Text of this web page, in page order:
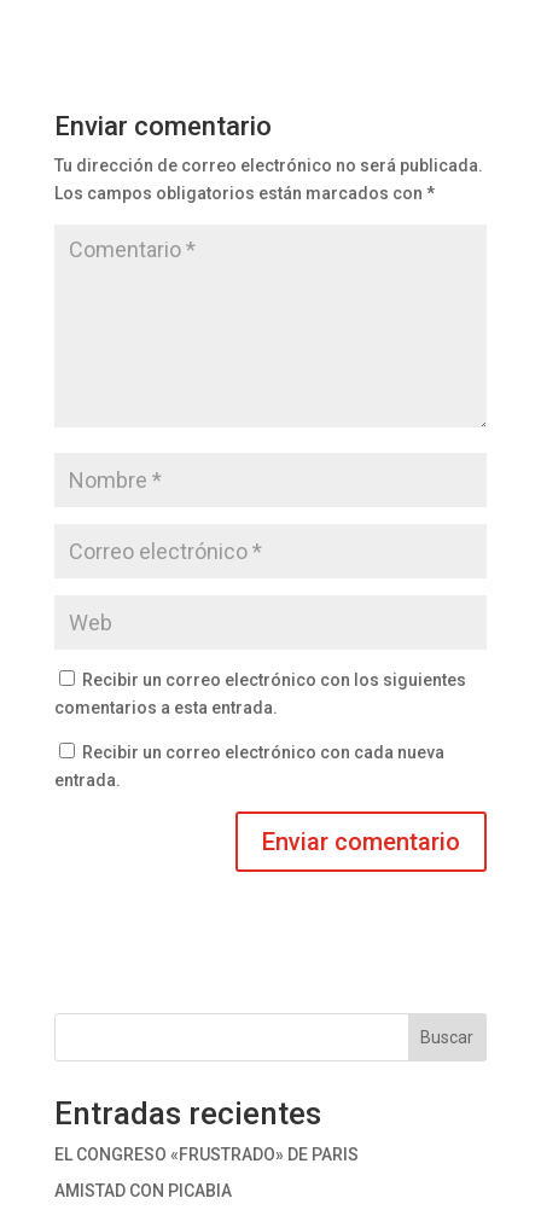
Enviar comentario
Tu dirección de correo electrónico no será publicada.
Los campos obligatorios están marcados con *
Recibir un correo electrónico con los siguientes
comentarios a esta entrada.
Recibir un correo electrónico con cada nueva
entrada.
Buscar
Entradas recientes
EL CONGRESO «FRUSTRADO» DE PARIS
AMISTAD CON PICABIA